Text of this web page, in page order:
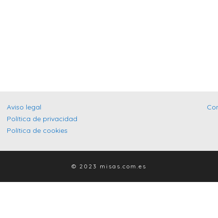
Aviso legal
Política de privacidad
Política de cookies
© 2023 misas.com.es